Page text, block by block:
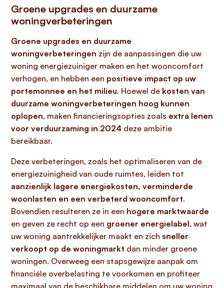
Groene upgrades en duurzame
woningverbeteringen
Groene upgrades en duurzame
woningverbeteringen zijn de aanpassingen die uw
woning energiezuiniger maken en het wooncomfort
verhogen, en hebben een positieve impact op uw
portemonnee en het milieu. Hoewel de kosten van
duurzame woningverbeteringen hoog kunnen
oplopen, maken financieringsopties zoals extra lenen
voor verduurzaming in 2024 deze ambitie
bereikbaar.
Deze verbeteringen, zoals het optimaliseren van de
energiezuinigheid van oude ruimtes, leiden tot
aanzienlijk lagere energiekosten, verminderde
woonlasten en een verbeterd wooncomfort.
Bovendien resulteren ze in een hogere marktwaarde
en geven ze recht op een groener energielabel, wat
uw woning aantrekkelijker maakt en zich sneller
verkoopt op de woningmarkt dan minder groene
woningen. Overweeg een stapsgewijze aanpak om
financiële overbelasting te voorkomen en profiteer
maximaal van de beschikbare middelen om uw woning